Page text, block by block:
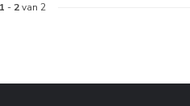
1 - 2van 2